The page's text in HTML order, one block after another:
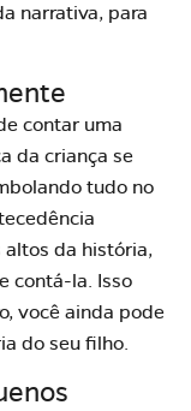
narrativa, para
contar uma
da criança se
tudo no
da história,
contá-la. Isso
você ainda pode
do seu filho.